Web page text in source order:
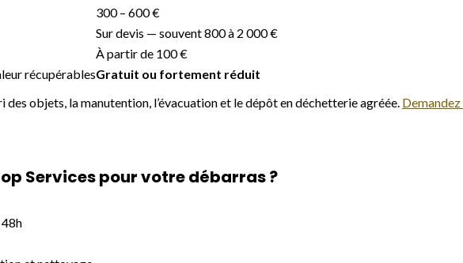
300 – 600 €
Sur devis — souvent 800 à 2 000 €
À partir de 100 €
récupérablesGratuit ou fortement réduit
des objets, la manutention, l’évacuation et le dépôt en déchetterie agréée.
Services pour votre débarras ?